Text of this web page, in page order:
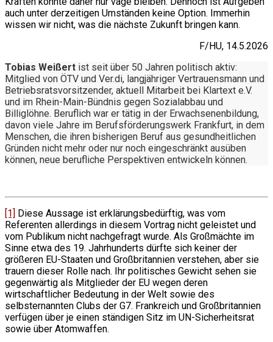
auch unter derzeitigen Umständen keine Option. Immerhin
wissen wir nicht, was die nächste Zukunft bringen kann.
F/HU, 14.5.2026
Tobias Weißert ist seit über 50 Jahren politisch aktiv:
Mitglied von ÖTV und Ver.di, langjähriger Vertrauensmann und
Betriebsratsvorsitzender, aktuell Mitarbeit bei Klartext e.V.
und im Rhein-Main-Bündnis gegen Sozialabbau und
Billiglöhne. Beruflich war er tätig in der Erwachsenenbildung,
davon viele Jahre im Berufsförderungswerk Frankfurt, in dem
Menschen, die ihren bisherigen Beruf aus gesundheitlichen
Gründen nicht mehr oder nur noch eingeschränkt ausüben
können, neue berufliche Perspektiven entwickeln können.
[1]
Diese Aussage ist erklärungsbedürftig, was vom
Referenten allerdings in diesem Vortrag nicht geleistet und
vom Publikum nicht nachgefragt wurde. Als Großmächte im
Sinne etwa des 19. Jahrhunderts dürfte sich keiner der
größeren EU-Staaten und Großbritannien verstehen, aber sie
trauern dieser Rolle nach. Ihr politisches Gewicht sehen sie
gegenwärtig als Mitglieder der EU wegen deren
wirtschaftlicher Bedeutung in der Welt sowie des
selbsternannten Clubs der G7. Frankreich und Großbritannien
verfügen über je einen ständigen Sitz im UN-Sicherheitsrat
sowie über Atomwaffen.